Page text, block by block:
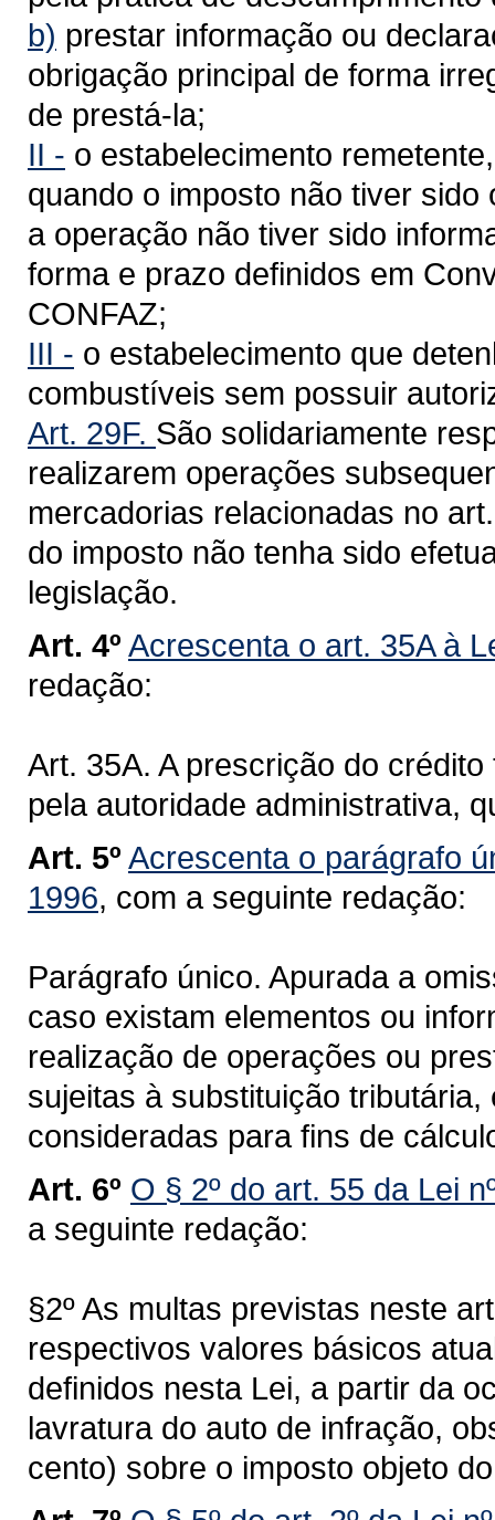
b) prestar informação ou
obrigação principal de forma
de prestá-la;
II - o estabelecimento
quando o imposto não tiver
a operação não tiver sido
forma e prazo definidos em
CONFAZ;
III - o estabelecimento que
combustíveis sem possuir
Art. 29F. São solidariamente
realizarem operações
mercadorias relacionadas no
do imposto não tenha sido
legislação.
Art. 4º Acrescenta o art. 35A à
redação:
Art. 35A. A prescrição do
pela autoridade administrativa,
Art. 5º Acrescenta o parágrafo
1996, com a seguinte redação:
Parágrafo único. Apurada a
caso existam elementos ou
realização de operações ou
sujeitas à substituição
consideradas para fins de
Art. 6º O § 2º do art. 55 da Lei
a seguinte redação:
§2º As multas previstas neste
respectivos valores básicos
definidos nesta Lei, a partir da
lavratura do auto de infração,
cento) sobre o imposto objeto